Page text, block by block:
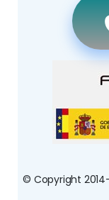
© Copyright